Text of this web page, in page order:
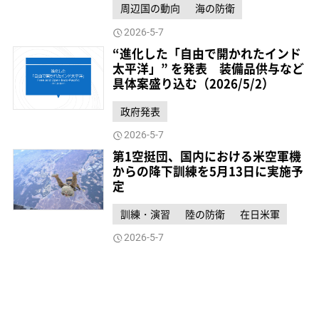
周辺国の動向 海の防衛
2026-5-7
“進化した「自由で開かれたインド
太平洋」” を発表 装備品供与など
具体案盛り込む（2026/5/2）
政府発表
2026-5-7
第1空挺団、国内における米空軍機
からの降下訓練を5月13日に実施予
定
訓練・演習 陸の防衛 在日米軍
2026-5-7